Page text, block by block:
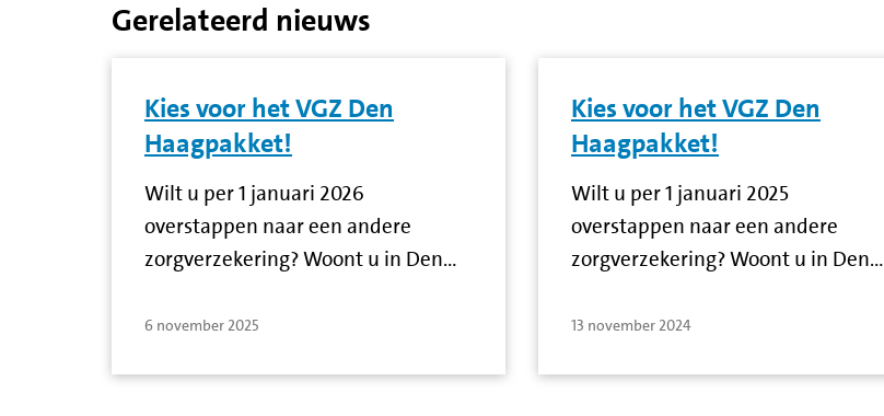
Gerelateerd nieuws
Kies voor het VGZ Den
Haagpakket!
Wilt u per 1 januari 2026
overstappen naar een andere
zorgverzekering? Woont u in Den…
6 november 2025
Kies voor het VGZ Den
Haagpakket!
Wilt u per 1 januari 2025
overstappen naar een andere
zorgverzekering? Woont u in Den…
13 november 2024